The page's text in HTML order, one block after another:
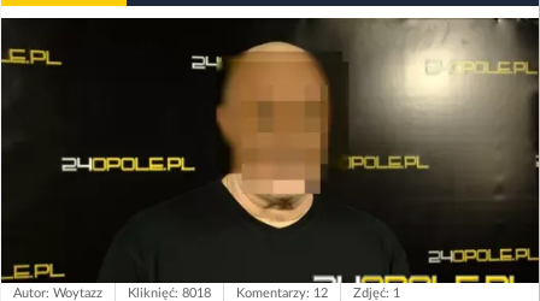
Autor: Woytazz Kliknięć: 8018 Komentarzy: 12 Zdjęć: 1